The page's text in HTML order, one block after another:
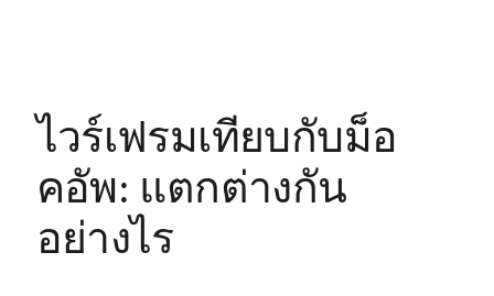
ไวร์เฟรมเทียบกับม็อ
คอัพ: แตกต่างกัน
อย่างไร